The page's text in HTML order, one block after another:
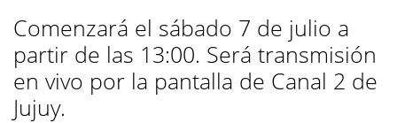
Comenzará el sábado 7 de julio a
partir de las 13:00. Será transmisión
en vivo por la pantalla de Canal 2 de
Jujuy.